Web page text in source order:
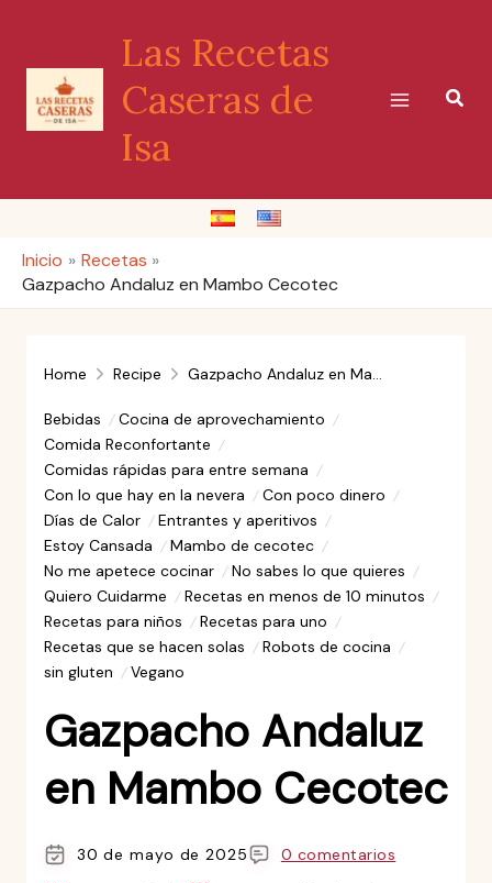
contenido
Las Recetas
Caseras de
Isa
Inicio
Recetas
Gazpacho Andaluz en Mambo Cecotec
Home Recipe Gazpacho Andaluz en Mambo Cecotec
Bebidas
Cocina de aprovechamiento
Comida Reconfortante
Comidas rápidas para entre semana
Con lo que hay en la nevera
Con poco dinero
Días de Calor
Entrantes y aperitivos
Estoy Cansada
Mambo de cecotec
No me apetece cocinar
No sabes lo que quieres
Quiero Cuidarme
Recetas en menos de 10 minutos
Recetas para niños
Recetas para uno
Recetas que se hacen solas
Robots de cocina
sin gluten
Vegano
Gazpacho Andaluz
en Mambo Cecotec
30 de mayo de 2025
0 comentarios